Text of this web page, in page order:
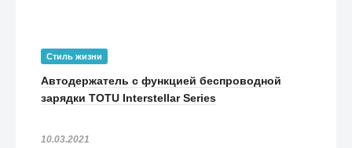
Стиль жизни
Автодержатель с функцией беспроводной
зарядки TOTU Interstellar Series
10.03.2021